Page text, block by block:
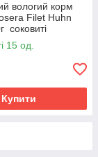
вологий корм
Filet Huhn
соковиті
філе та
у бульйоні
15 од.
Купити